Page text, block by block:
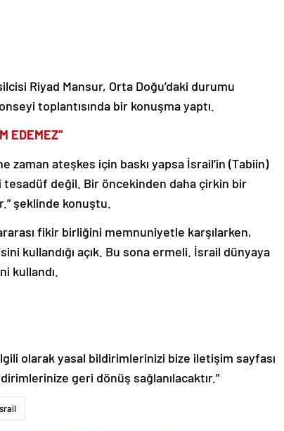
Riyad Mansur, Orta Doğu’daki durumu
toplantısında bir konuşma yaptı.
EDEMEZ”
zaman ateşkes için baskı yapsa İsrail’in (Tabiin)
tesadüf değil. Bir öncekinden daha çirkin bir
şeklinde konuştu.
fikir birliğini memnuniyetle karşılarken,
kullandığı açık. Bu sona ermeli. İsrail dünyaya
kullandı.
olarak yasal bildirimlerinizi bize iletişim sayfası
geri dönüş sağlanılacaktır.”